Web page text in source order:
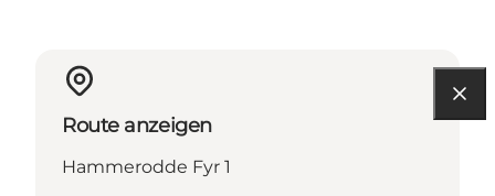
Route anzeigen
Hammerodde Fyr 1